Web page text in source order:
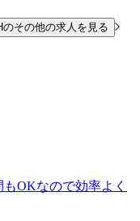
その他の求人を見る
OKなので効率よく